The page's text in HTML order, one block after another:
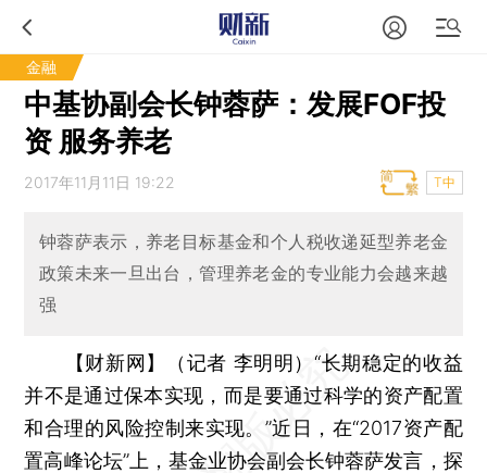
金融
中基协副会长钟蓉萨：发展FOF投
资 服务养老
2017年11月11日 19:22 T中
钟蓉萨表示，养老目标基金和个人税收递延型养老金
政策未来一旦出台，管理养老金的专业能力会越来越
强
【财新网】（记者 李明明）“长期稳定的收益
并不是通过保本实现，而是要通过科学的资产配置
和合理的风险控制来实现。”近日，在“2017资产配
置高峰论坛”上，基金业协会副会长钟蓉萨发言，探